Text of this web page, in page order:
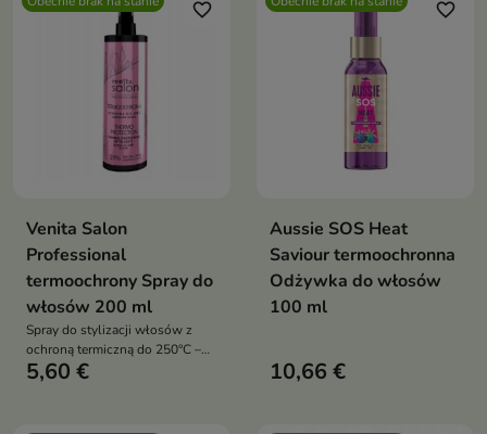
favorite_border
Venita Salon
Professional
termoochrony Spray do
włosów 200 ml
Spray do stylizacji włosów z
ochroną termiczną do 250°C –
93% składników naturalnych,
5,60 €
favorite_border
Aussie SOS Heat
Saviour termoochronna
Odżywka do włosów
100 ml
10,66 €